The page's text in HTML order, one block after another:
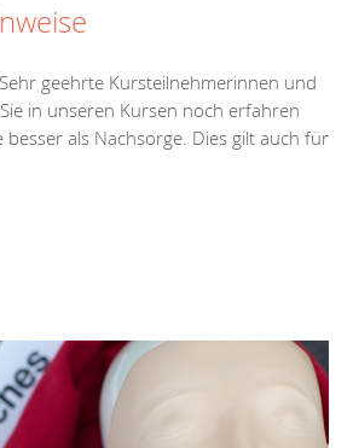
geehrte Kursteilnehmerinnen und
in unseren Kursen noch erfahren
als Nachsorge. Dies gilt auch für